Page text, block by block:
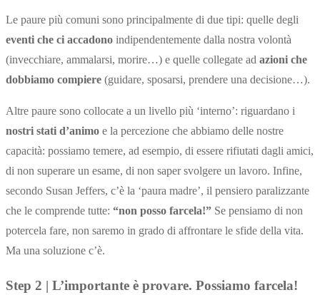
Le paure più comuni sono principalmente di due tipi: quelle degli
eventi che ci accadono indipendentemente dalla nostra volontà
(invecchiare, ammalarsi, morire…) e quelle collegate ad azioni che
dobbiamo compiere (guidare, sposarsi, prendere una decisione…).
Altre paure sono collocate a un livello più ‘interno’: riguardano i
nostri stati d’animo e la percezione che abbiamo delle nostre
capacità: possiamo temere, ad esempio, di essere rifiutati dagli amici,
di non superare un esame, di non saper svolgere un lavoro. Infine,
secondo Susan Jeffers, c’è la ‘paura madre’, il pensiero paralizzante
che le comprende tutte: “non posso farcela!” Se pensiamo di non
potercela fare, non saremo in grado di affrontare le sfide della vita.
Ma una soluzione c’è.
Step 2 | L’importante è provare. Possiamo farcela!